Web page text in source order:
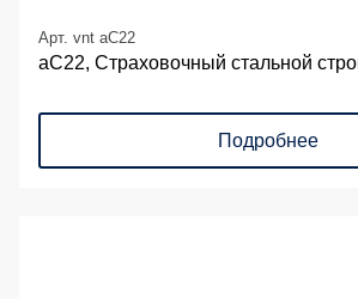
Арт. vnt aC22
аС22, Страховочный стальной
Подробнее